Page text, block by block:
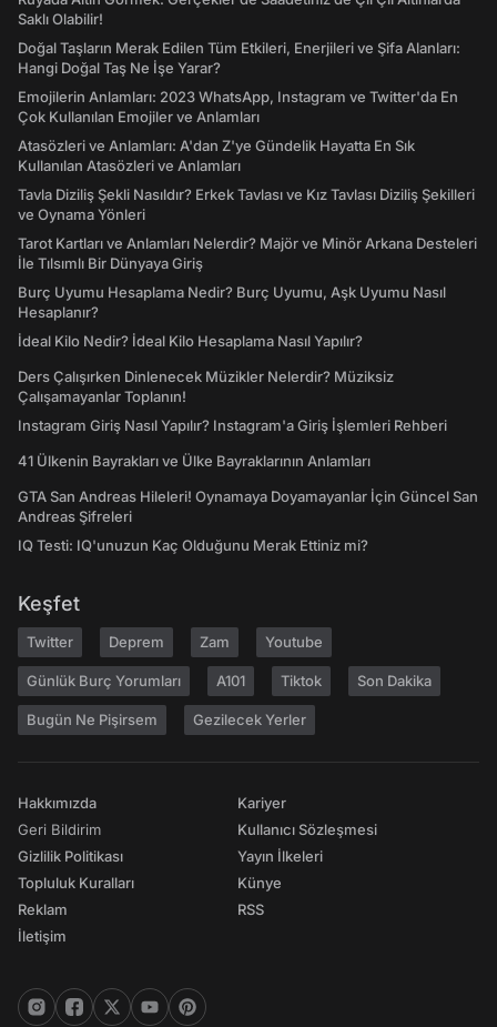
Saklı Olabilir!
Doğal Taşların Merak Edilen Tüm Etkileri, Enerjileri ve Şifa Alanları:
Hangi Doğal Taş Ne İşe Yarar?
Emojilerin Anlamları: 2023 WhatsApp, Instagram ve Twitter'da En
Çok Kullanılan Emojiler ve Anlamları
Atasözleri ve Anlamları: A'dan Z'ye Gündelik Hayatta En Sık
Kullanılan Atasözleri ve Anlamları
Tavla Diziliş Şekli Nasıldır? Erkek Tavlası ve Kız Tavlası Diziliş Şekilleri
ve Oynama Yönleri
Tarot Kartları ve Anlamları Nelerdir? Majör ve Minör Arkana Desteleri
İle Tılsımlı Bir Dünyaya Giriş
Burç Uyumu Hesaplama Nedir? Burç Uyumu, Aşk Uyumu Nasıl
Hesaplanır?
İdeal Kilo Nedir? İdeal Kilo Hesaplama Nasıl Yapılır?
Ders Çalışırken Dinlenecek Müzikler Nelerdir? Müziksiz
Çalışamayanlar Toplanın!
Instagram Giriş Nasıl Yapılır? Instagram'a Giriş İşlemleri Rehberi
41 Ülkenin Bayrakları ve Ülke Bayraklarının Anlamları
GTA San Andreas Hileleri! Oynamaya Doyamayanlar İçin Güncel San
Andreas Şifreleri
IQ Testi: IQ'unuzun Kaç Olduğunu Merak Ettiniz mi?
Keşfet
Twitter Deprem Zam Youtube
Günlük Burç Yorumları A101 Tiktok Son Dakika
Bugün Ne Pişirsem Gezilecek Yerler
Hakkımızda
Geri Bildirim
Gizlilik Politikası
Topluluk Kuralları
Reklam
İletişim
Kariyer
Kullanıcı Sözleşmesi
Yayın İlkeleri
Künye
RSS